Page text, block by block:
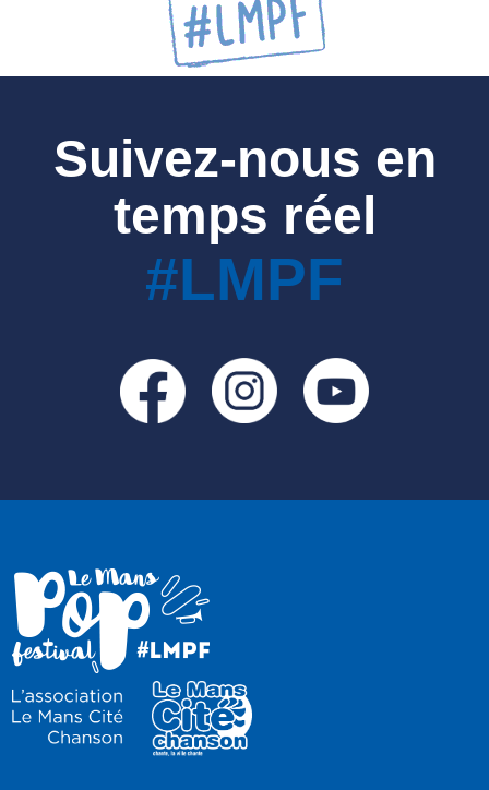
Suivez-nous en
temps réel
#LMPF